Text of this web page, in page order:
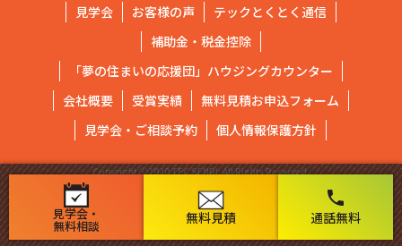
見学会・
無料相談 無料見積
phone
通話無料
見学会
お客様の声
テックとくとく通信
補助金・税金控除
「夢の住まいの応援団」ハウジングカウンター
会社概要
受賞実績
無料見積お申込フォーム
見学会・ご相談予約
個人情報保護方針
Copyright ⓒ2020 TEC SENRI. All Rights Reserved.